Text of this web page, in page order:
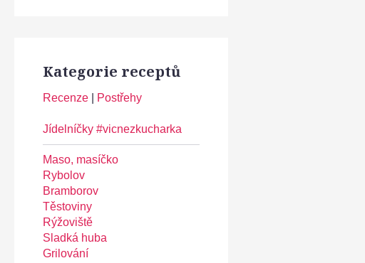
Kategorie receptů
Recenze Postřehy
Jídelníčky #vicnezkucharka
Maso, masíčko
Rybolov
Bramborov
Těstoviny
Rýžoviště
Sladká huba
Grilování